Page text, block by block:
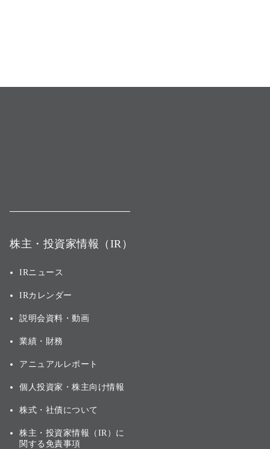
株主・投資家情報（IR）
IRニュース
IRカレンダー
説明会資料・動画
業績・財務
アニュアルレポート
個人投資家・株主向け情報
株式・社債について
株主・投資家情報（IR）に
関する免責事項